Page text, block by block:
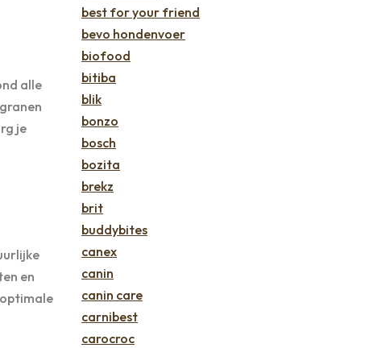
alle
je
en
best for your friend
bevo hondenvoer
biofood
bitiba
blik
bonzo
bosch
bozita
brekz
brit
buddybites
canex
canin
canin care
carnibest
carocroc